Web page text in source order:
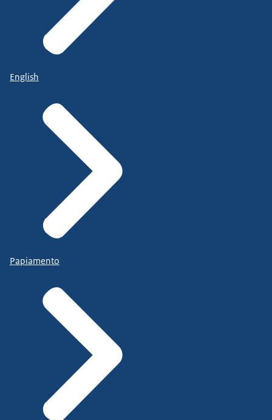
English
Papiamento